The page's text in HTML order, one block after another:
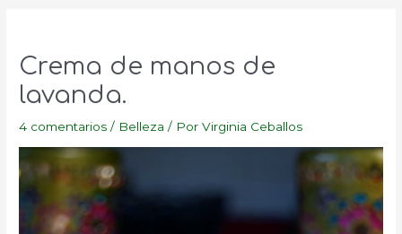
Crema de manos de
lavanda.
4 comentarios / Belleza / PorVirginia Ceballos